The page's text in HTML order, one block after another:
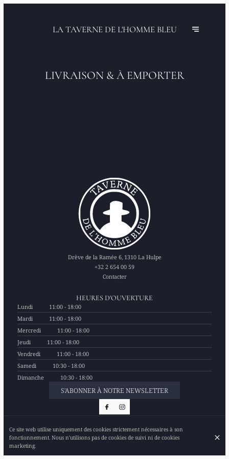
LA TAVERNE DE L'HOMME BLEU
LIVRAISON & À EMPORTER
Drève de la Ramée 6, 1310 La Hulpe
+32 2 654 00 59
Contacter
HEURES D'OUVERTURE
Lundi
11:00 - 18:00
Mardi
11:00 - 18:00
Mercredi
11:00 - 18:00
Jeudi
11:00 - 18:00
Vendredi
11:00 - 18:00
Samedi
10:30 - 18:00
Dimanche
10:30 - 18:00
S'ABONNER À NOTRE NEWSLETTER
© La Taverne de l'Homme Bleu 2026
Protection des données
Ce site web utilise uniquement des cookies strictement nécessaires à son
fonctionnement. Nous n'utilisons pas de cookies de suivi ni de cookies
marketing.